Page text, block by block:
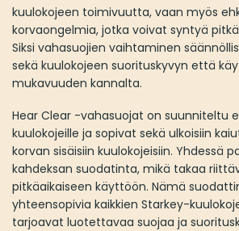
kuulokojeen toimivuutta, vaan myös
korvaongelmia, jotka voivat syntyä
Siksi vahasuojien vaihtaminen
sekä kuulokojeen suorituskyvyn että
mukavuuden kannalta.
Hear Clear -vahasuojat on suunniteltu
kuulokojeille ja sopivat sekä ulkoisiin
korvan sisäisiin kuulokojeisiin. Yhdessä
kahdeksan suodatinta, mikä takaa
pitkäaikaiseen käyttöön. Nämä
yhteensopivia kaikkien Starkey-
tarjoavat luotettavaa suojaa ja